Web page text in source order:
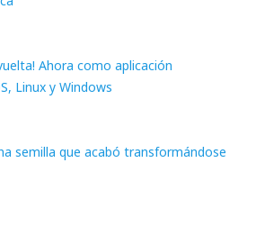
Ahora como aplicación
Linux y Windows
semilla que acabó transformándose